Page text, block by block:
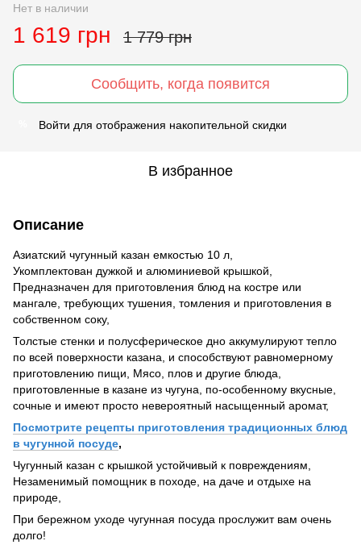
Нет в наличии
1 619 грн 1 779 грн
Сообщить, когда появится
Войти для отображения накопительной скидки
В избранное
Описание
Азиатский чугунный казан емкостью 10 л,
Укомплектован дужкой и алюминиевой крышкой,
Предназначен для приготовления блюд на костре или
мангале, требующих тушения, томления и приготовления в
собственном соку,
Толстые стенки и полусферическое дно аккумулируют тепло
по всей поверхности казана, и способствуют равномерному
приготовлению пищи, Мясо, плов и другие блюда,
приготовленные в казане из чугуна, по-особенному вкусные,
сочные и имеют просто невероятный насыщенный аромат,
Посмотрите рецепты приготовления традиционных блюд
в чугунной посуде,
Чугунный казан с крышкой устойчивый к повреждениям,
Незаменимый помощник в походе, на даче и отдыхе на
природе,
При бережном уходе чугунная посуда прослужит вам очень
долго!